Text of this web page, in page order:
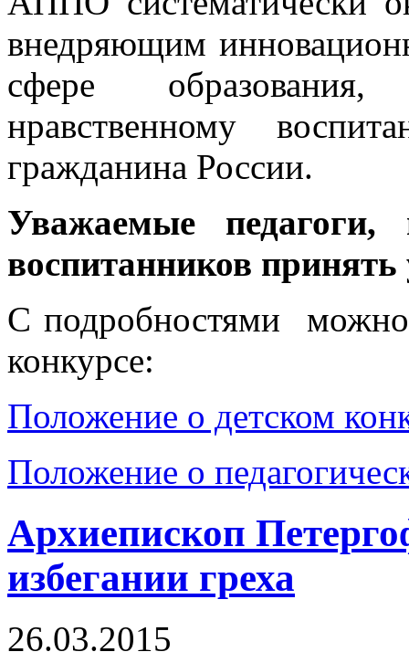
внедряющим
сфере
нравственному
гражданина России.
Уважаемые
воспитанников принять
С подробностями
конкурсе:
Положение о детском
Положение о
Архиепископ
избегании греха
26.03.2015